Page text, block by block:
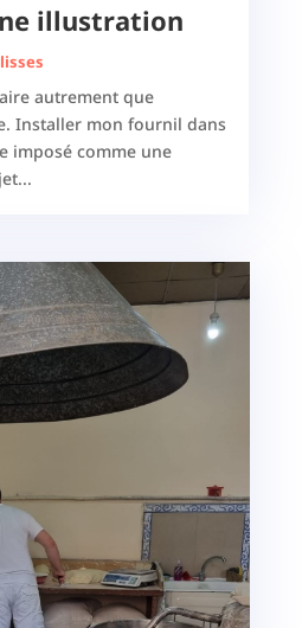
illustration
autrement que
Installer mon fournil dans
imposé comme une